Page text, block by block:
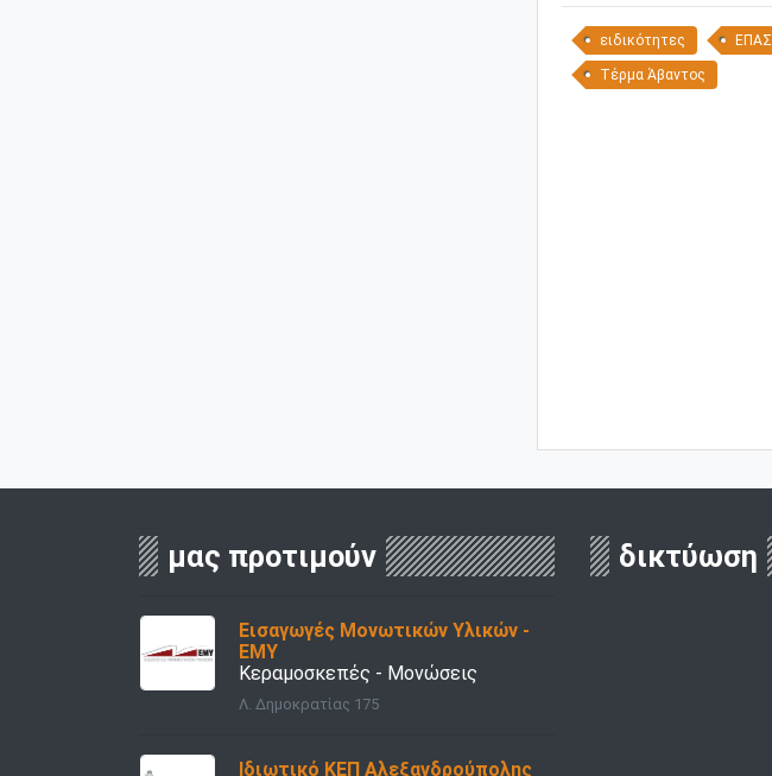
ειδικότητες ΕΠΑΣ
Τέρμα Άβαντος
μας προτιμούν
Εισαγωγές Μονωτικών Υλικών -
ΕΜΥ
Κεραμοσκεπές - Μονώσεις
Λ. Δημοκρατίας 175
Ιδιωτικό ΚΕΠ Αλεξανδρούπολης
δικτύωση